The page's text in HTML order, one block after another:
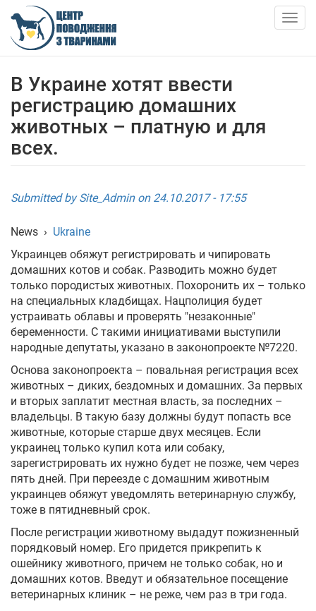
main
content
ABOUT US
NEWS
ARTICLES
SHELTER
АНКЕТИ ТВАРИН
CONTACTS
Укр Рус Eng
В Украине хотят ввести
регистрацию домашних
животных – платную и для
всех.
Submitted bySite_Adminon 24.10.2017 - 17:55
News › Ukraine
Украинцев обяжут регистрировать и чипировать
домашних котов и собак. Разводить можно будет
только породистых животных. Похоронить их – только
на специальных кладбищах. Нацполиция будет
устраивать облавы и проверять "незаконные"
беременности. С такими инициативами выступили
народные депутаты, указано в законопроекте №7220.
Основа законопроекта – повальная регистрация всех
животных – диких, бездомных и домашних. За первых
и вторых заплатит местная власть, за последних –
владельцы. В такую базу должны будут попасть все
животные, которые старше двух месяцев. Если
украинец только купил кота или собаку,
зарегистрировать их нужно будет не позже, чем через
пять дней. При переезде с домашним животным
украинцев обяжут уведомлять ветеринарную службу,
тоже в пятидневный срок.
После регистрации животному выдадут пожизненный
порядковый номер. Его придется прикрепить к
ошейнику животного, причем не только собак, но и
домашних котов. Введут и обязательное посещение
ветеринарных клиник – не реже, чем раз в три года.